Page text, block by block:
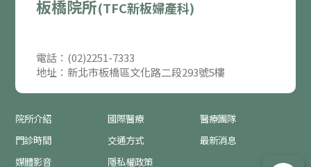
板橋院所(TFC新板婦產科)
電話：(02)2251-7333
地址：新北市板橋區文化路二段293號5樓
院所介紹 國際醫療
醫療團隊
門診時間
交通方式
最新消息
媒體影音
隱私權政策